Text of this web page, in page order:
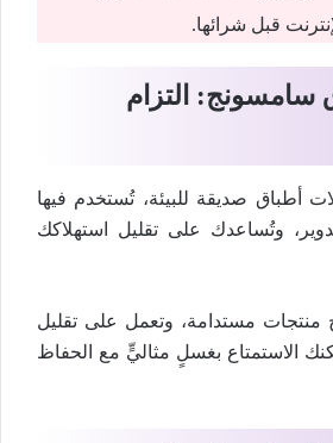
قبل شرائها.
سامسونج: التزام
أطباق صديقة للبيئة، تُستخدم فيها
وتُساعدك على تقليل استهلاكك
منتجات مستدامة، وتعمل على تقليل
الاستمتاع بغسلٍ مثاليٍّ مع الحفاظ